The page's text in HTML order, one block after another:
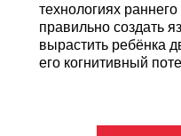
технологиях
правильно создать
вырастить ребёнка
его когнитивный